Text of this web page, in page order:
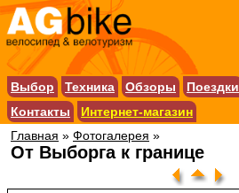
Выбор Техника Обзоры Поездки
Контакты
Интернет-магазин
Главная » Фотогалерея »
От Выборга к границе